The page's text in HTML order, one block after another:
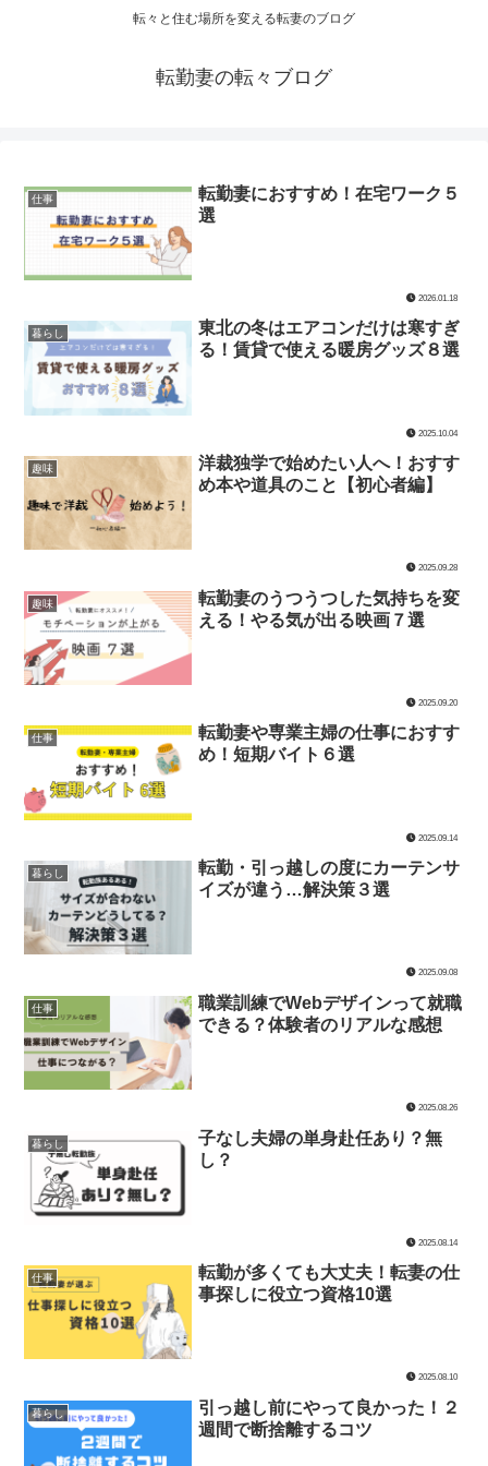
転々と住む場所を変える転妻のブログ
転勤妻の転々ブログ
仕事
転勤妻におすすめ！在宅ワーク５
選
2026.01.18
暮らし
東北の冬はエアコンだけは寒すぎ
る！賃貸で使える暖房グッズ８選
2025.10.04
趣味
洋裁独学で始めたい人へ！おすす
め本や道具のこと【初心者編】
2025.09.28
趣味
転勤妻のうつうつした気持ちを変
える！やる気が出る映画７選
2025.09.20
仕事
転勤妻や専業主婦の仕事におすす
め！短期バイト６選
2025.09.14
暮らし
転勤・引っ越しの度にカーテンサ
イズが違う…解決策３選
2025.09.08
仕事
職業訓練でWebデザインって就職
できる？体験者のリアルな感想
2025.08.26
暮らし
子なし夫婦の単身赴任あり？無
し？
2025.08.14
仕事
転勤が多くても大丈夫！転妻の仕
事探しに役立つ資格10選
2025.08.10
暮らし
引っ越し前にやって良かった！２
週間で断捨離するコツ